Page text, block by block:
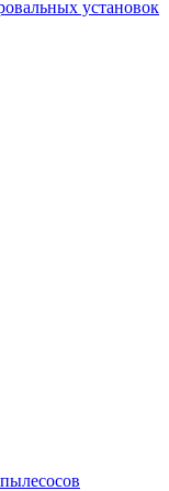
установок